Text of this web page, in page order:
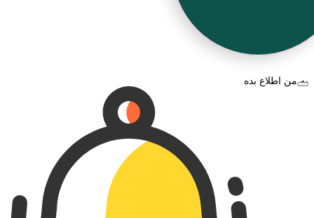
به من اطلاع بده